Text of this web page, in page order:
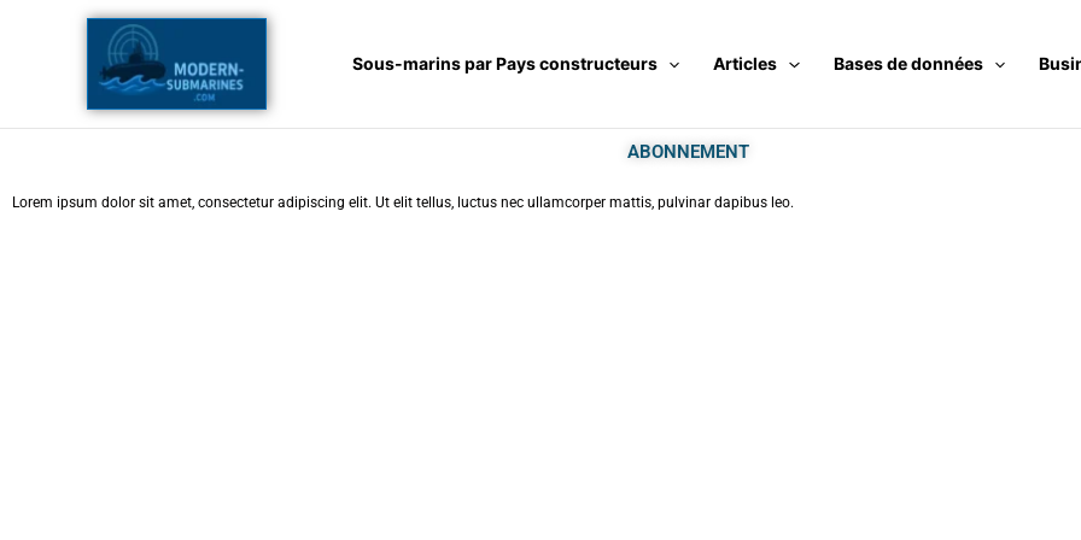
Sous-marins par Pays constructeurs Articles Bases de données
ABONNEMENT
Lorem ipsum dolor sit amet, consectetur adipiscing elit. Ut elit tellus, luctus nec ullamcorper mattis, pulvinar dapibus leo.